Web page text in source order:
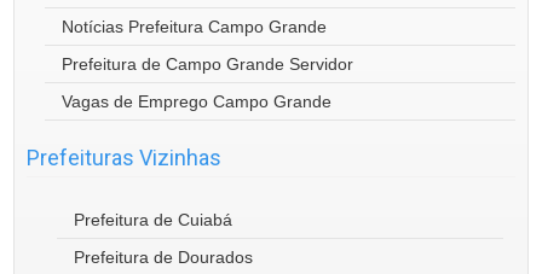
Notícias Prefeitura Campo Grande
Prefeitura de Campo Grande Servidor
Vagas de Emprego Campo Grande
Prefeituras Vizinhas
Prefeitura de Cuiabá
Prefeitura de Dourados